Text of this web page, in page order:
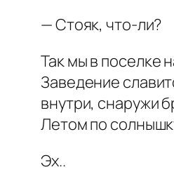
— Стояк, что-ли?
Так мы в поселке
Заведение
внутри, снаружи
Летом по
Эх..